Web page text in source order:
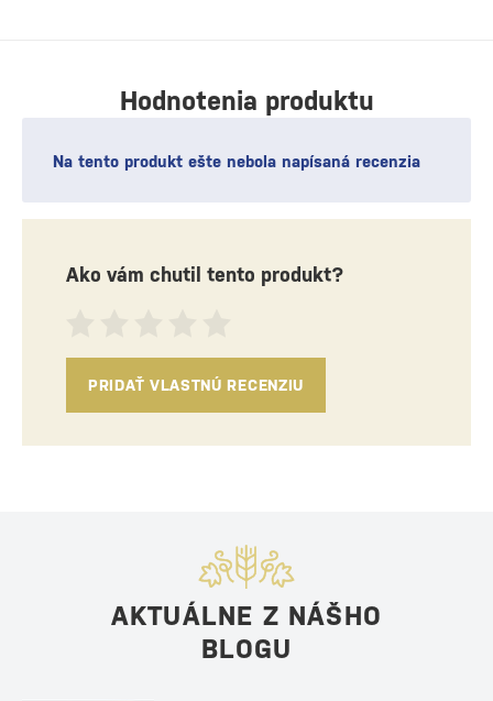
Hodnotenia produktu
Na tento produkt ešte nebola napísaná recenzia
Ako vám chutil tento produkt?
PRIDAŤ VLASTNÚ RECENZIU
AKTUÁLNE Z NÁŠHO
BLOGU